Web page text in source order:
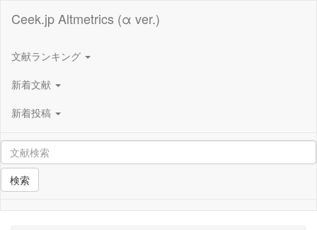
Ceek.jp Altmetrics (α ver.)
文献ランキング
新着文献
新着投稿
検索